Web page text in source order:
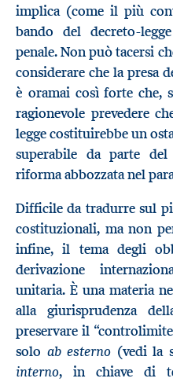
implica (come il più
bando del decreto-
penale. Non può tacersi
considerare che la presa
è oramai così forte che,
ragionevole prevedere
legge costituirebbe un
superabile da parte
riforma abbozzata nel
Difficile da tradurre sul
costituzionali, ma non
infine, il tema degli
derivazione
unitaria. È una materia
alla giurisprudenza
preservare il
solo ab esterno (vedi la
interno, in chiave di